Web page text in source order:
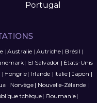
Portugal
| Australie| Autriche| Brésil |
| El Salvador| États-Unis
| Hongrie| Irlande| Italie| Japon |
| Norvège| Nouvelle-Zélande|
tchèque| Roumanie|